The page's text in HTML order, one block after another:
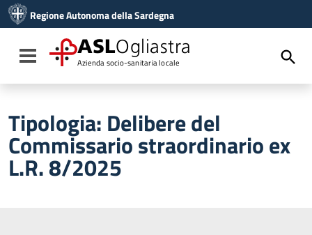
Vai al menu di navigazione
Vai al footer
Regione Autonoma della Sardegna
Toggle navigation
ASLOgliastra
Azienda socio-sanitaria locale
Tipologia: Delibere del
Commissario straordinario ex
L.R. 8/2025